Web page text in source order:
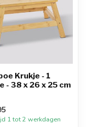
Krukje - 1
- 38 x 26 x 25 cm
1 tot 2 werkdagen